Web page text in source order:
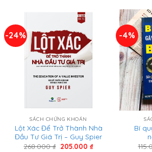
-24%
SÁCH CHỨNG KHOÁN
Lột Xác Để Trở Thành Nhà
Đầu Tư Giá Trị – Guy Spier
268.000₫ Giá
205.000 ₫Giá
-4%
Bí